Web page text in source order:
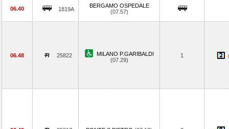
06.40 1819A
BERGAMO OSPEDALE
(07.57)
06.48 25822
MILANO P.GARIBALDI
(07.29)
1